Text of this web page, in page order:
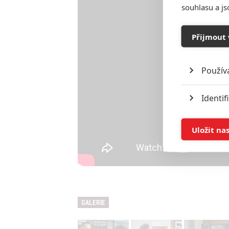
GALERIE
souhlasu a
Přijmout
Udělením
Uložit